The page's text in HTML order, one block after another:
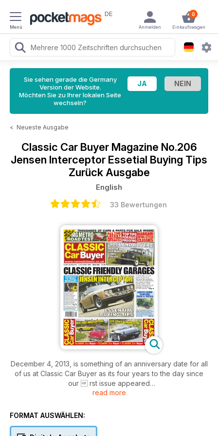
Menü
DE 0
Einkaufswagen
Anmelden
Sie sehen gerade die Germany
Version der Website.
Möchten Sie zu Ihrer lokalen Seite
wechseln?
< Neueste Ausgabe
Classic Car Buyer Magazine No.206
Jensen Interceptor Essetial Buying Tips
Zurück Ausgabe
English
33 Bewertungen
December 4, 2013, is something of an anniversary date for all
of us at Classic Car Buyer as its four years to the day since
our  rst issue appeared
back in 2009. Back then there were those who said we
overcrowded market, but
read more
FORMAT AUSWÄHLEN: